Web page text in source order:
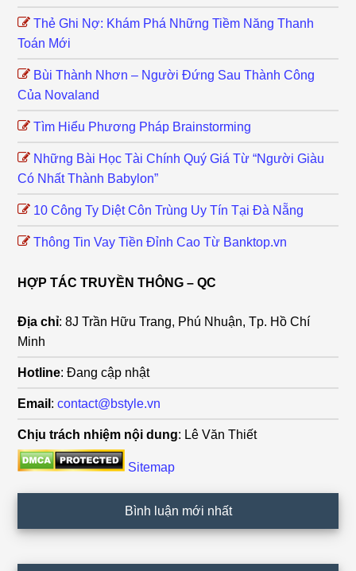
Thẻ Ghi Nợ: Khám Phá Những Tiềm Năng Thanh
Toán Mới
Bùi Thành Nhơn – Người Đứng Sau Thành Công
Của Novaland
Tìm Hiểu Phương Pháp Brainstorming
Những Bài Học Tài Chính Quý Giá Từ “Người Giàu
Có Nhất Thành Babylon”
10 Công Ty Diệt Côn Trùng Uy Tín Tại Đà Nẵng
Thông Tin Vay Tiền Đỉnh Cao Từ Banktop.vn
HỢP TÁC TRUYỀN THÔNG – QC
Địa chỉ: 8J Trần Hữu Trang, Phú Nhuận, Tp. Hồ Chí
Minh
Hotline: Đang cập nhật
Email :contact@bstyle.vn
Chịu trách nhiệm nội dung: Lê Văn Thiết
Sitemap
Bình luận mới nhất